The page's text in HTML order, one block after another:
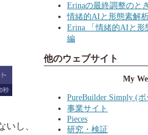
し、
Erinaの最終調整のと
情緒的AIと形態素解
Erina 「情緒的AIと
編
他のウェブサイト
My
PureBuilder Simply (
事業サイト
Pieces
研究・検証